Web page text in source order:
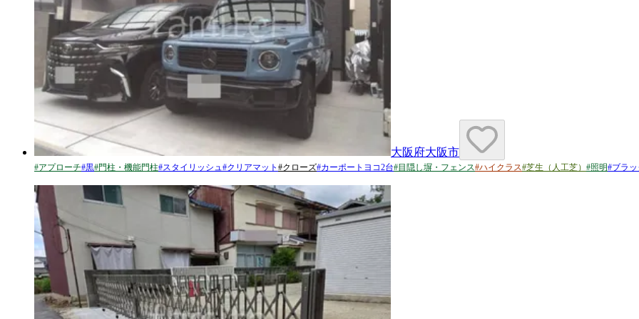
大阪府大阪市
#アプローチ#黒#門柱・機能門柱#スタイリッシュ#クリアマット #クローズ#カーポートヨコ2台#目隠し塀・フェンス#ハイクラス#芝生（人工芝） #照明#ブラッ